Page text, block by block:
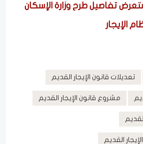
تفاصيل طرح وزارة الإسكان
الإيجار
تعديلات قانون الإيجار القديم
مشروع قانون الإيجار القديم
القديم